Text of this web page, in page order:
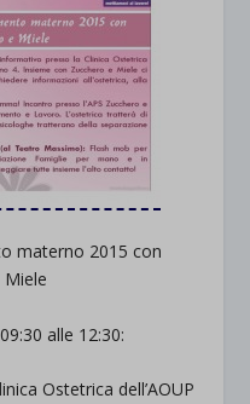
materno 2015 con
Miele
alle 12:30:
Ostetrica dell’AOUP